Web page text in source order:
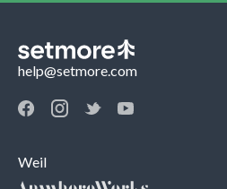
help@setmore.com
Weil